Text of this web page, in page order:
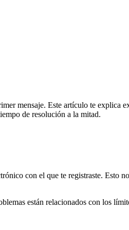
mensaje. Este artículo te explica
de resolución a la mitad.
con el que te registraste. Esto
están relacionados con los